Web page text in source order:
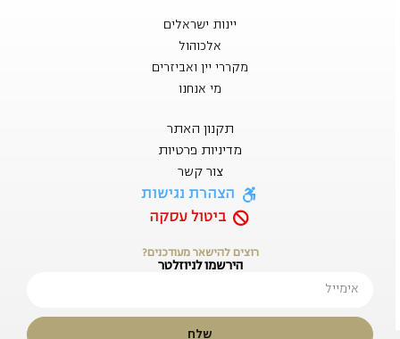
יינות ישראלים
אלכוהול
מקררי יין ואביזרים
מי אנחנו
תקנון האתר
מדיניות פרטיות
צור קשר
הצהרת נגישות
ביטול עסקה
רוצים להישאר מעודכנים?
הירשמו לניוזלטר
שלח